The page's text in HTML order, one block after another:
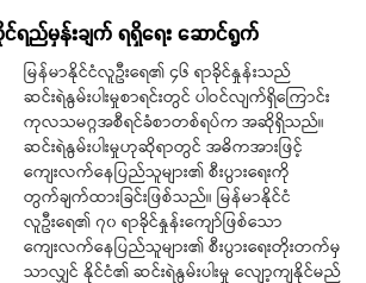
ရည်မှန်းချက် ရရှိရေး ဆောင်ရွက်
မြန်မာနိုင်ငံလူဦးရေ၏ ၄၆ ရာခိုင်နှုန်းသည်
ဆင်းရဲနွမ်းပါးမှုစာရင်းတွင် ပါဝင်လျက်ရှိကြောင်း
ကုလသမဂ္ဂအစီရင်ခံစာတစ်ရပ်က အဆိုရှိသည်။
ဆင်းရဲနွမ်းပါးမှုဟုဆိုရာတွင် အဓိကအားဖြင့်
ကျေးလက်နေပြည်သူများ၏ စီးပွားရေးကို
တွက်ချက်ထားခြင်းဖြစ်သည်။ မြန်မာနိုင်ငံ
လူဦးရေ၏ ၇၀ ရာခိုင်နှုန်းကျော်ဖြစ်သော
ကျေးလက်နေပြည်သူများ၏ စီးပွားရေးတိုးတက်မှ
သာလျှင် နိုင်ငံ၏ ဆင်းရဲနွမ်းပါးမှု လျော့ကျနိုင်မည်